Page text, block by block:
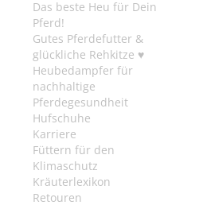
Das beste Heu für Dein
Pferd!
Gutes Pferdefutter &
glückliche Rehkitze ♥
Heubedampfer für
nachhaltige
Pferdegesundheit
Hufschuhe
Karriere
Füttern für den
Klimaschutz
Kräuterlexikon
Retouren